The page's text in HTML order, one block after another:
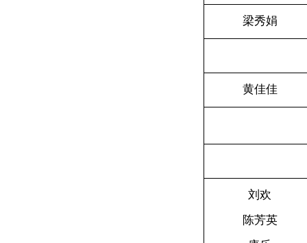
梁秀娟
黄佳佳
刘欢
陈芳英